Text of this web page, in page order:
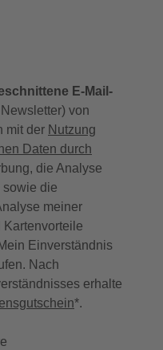
E-Mail-
von
mit der Nutzung
Daten durch
die Analyse
sowie die
meiner
Kartenvorteile
Einverständnis
Nach
erhalte
*.